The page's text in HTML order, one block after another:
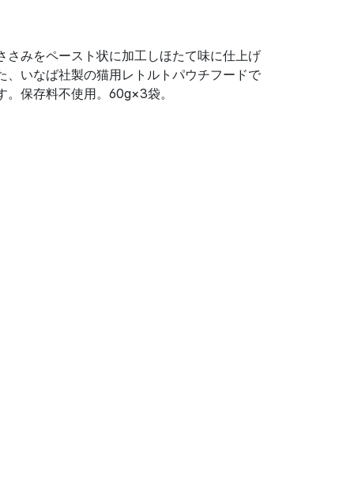
さみをペースト状に加工しほたて味に仕上げ
、いなば社製の猫用レトルトパウチフードで
。保存料不使用。60g×3袋。